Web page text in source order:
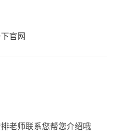
官网
老师联系您帮您介绍哦